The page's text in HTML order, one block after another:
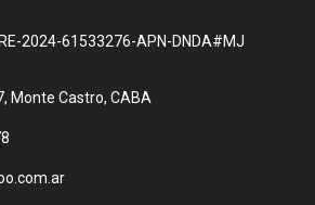
2024-61533276-APN-DNDA#MJ
Monte Castro, CABA